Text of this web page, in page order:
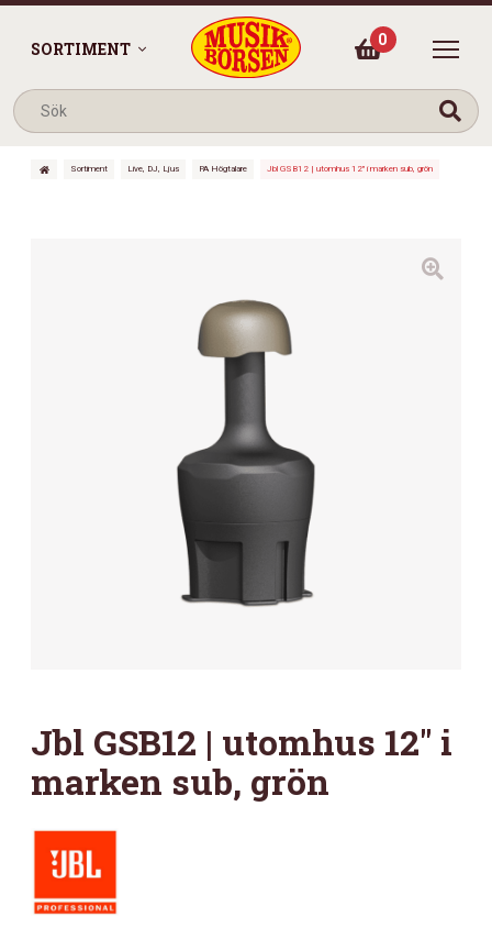
SORTIMENT 0
Sortiment Live, DJ, Ljus PA Högtalare Jbl GSB12 | utomhus 12″ i marken sub, grön
Jbl GSB12 | utomhus 12″ i
marken sub, grön